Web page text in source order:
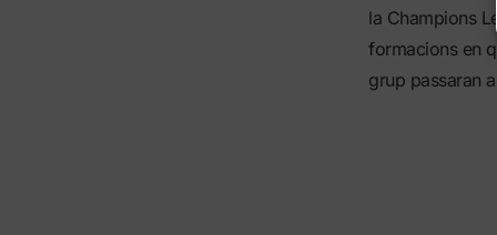
la Champions
formacions en
grup passaran